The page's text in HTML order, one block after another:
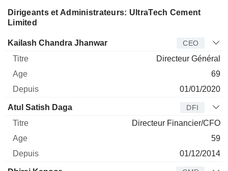
Dirigeants et Administrateurs: UltraTech Cement
Limited
Dirigeant Titre Age Depuis
Kailash Chandra Jhanwar CEO
Directeur Général
69
01/01/2020
Atul Satish Daga DFI
Directeur Financier/CFO
59
01/12/2014